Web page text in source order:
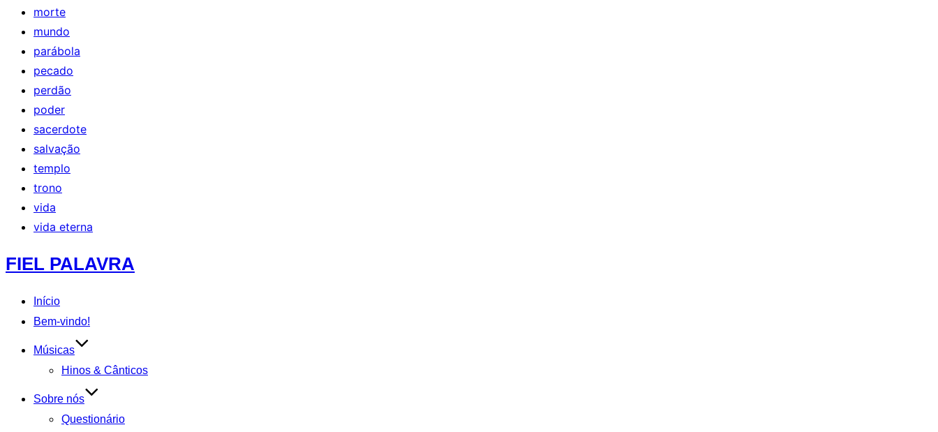
morte
mundo
parábola
pecado
perdão
poder
sacerdote
salvação
templo
trono
vida
vida eterna
Pular
para
conteúdo
FIEL PALAVRA
Início
Bem-vindo!
Músicas
Hinos & Cânticos
Sobre nós
Questionário